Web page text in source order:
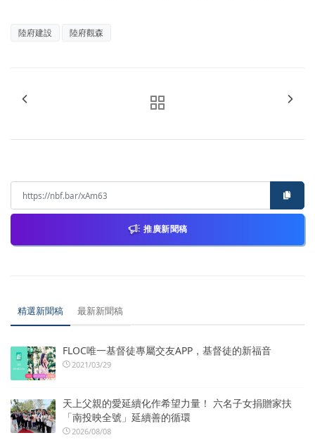
陸府建設 陸府觀森
推廣新聞稿
精選新聞稿 最新新聞稿
FLOC唯一基督徒專屬交友APP，基督徒的新福音
2021/03/29
天上父親的愛延續化作希望力量！ 六名子女捐贈家扶
「南投映全號」延續善的循環
2026/08/08